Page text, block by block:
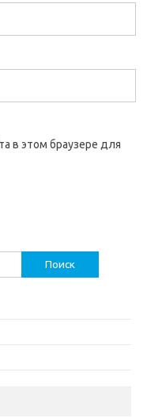
в этом браузере для